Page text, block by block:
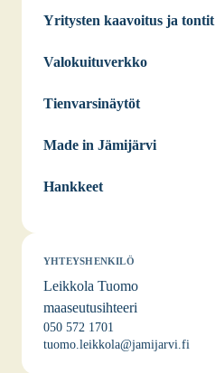
Yritysten kaavoitus ja tontit
Valokuituverkko
Tienvarsinäytöt
Made in Jämijärvi
Hankkeet
YHTEYSHENKILÖ
Leikkola Tuomo
maaseutusihteeri
050 572 1701
tuomo.leikkola@jamijarvi.fi